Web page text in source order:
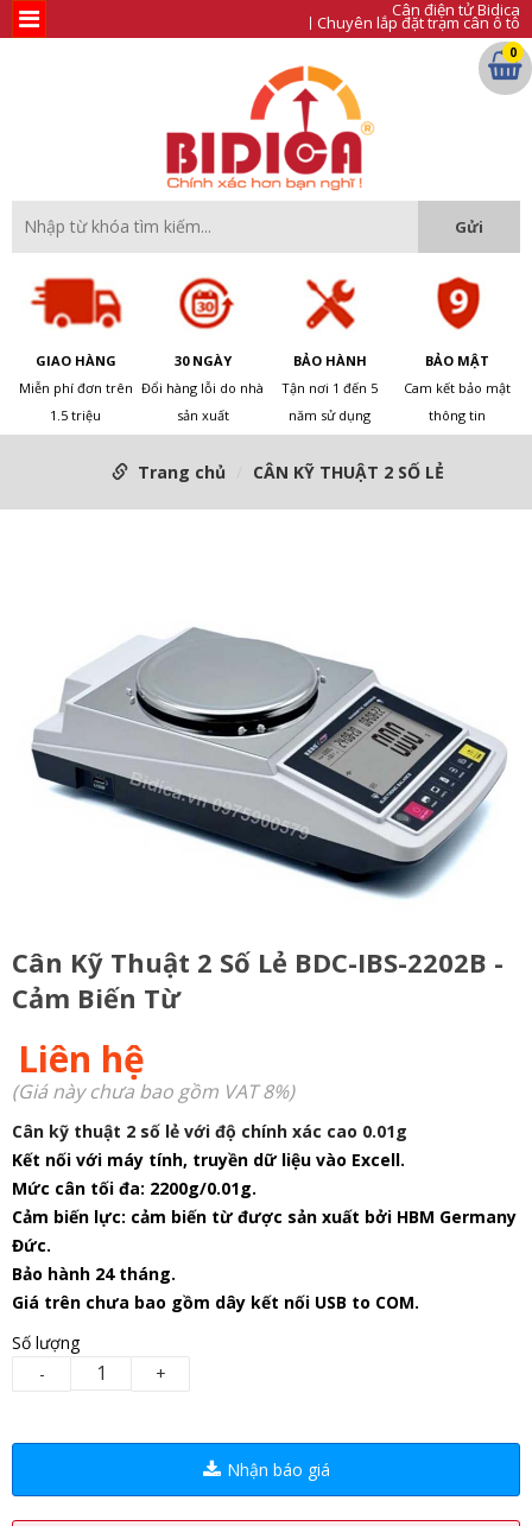
Cân điện tử Bidica
Chuyên lắp đặt trạm cân ô tô
GIAO HÀNG
Miễn phí đơn trên
1.5 triệu
30 NGÀY
Đổi hàng lỗi do nhà
sản xuất
BẢO HÀNH
Tận nơi 1 đến 5
năm sử dụng
BẢO MẬT
Cam kết bảo mật
thông tin
0
Trang chủ CÂN KỸ THUẬT 2 SỐ LẺ
Cân Kỹ Thuật 2 Số Lẻ BDC-IBS-2202B -
Cảm Biến Từ
Liên hệ
(Giá này chưa bao gồm VAT 8%)
Cân kỹ thuật 2 số lẻ với độ chính xác cao 0.01g
Kết nối với máy tính, truyền dữ liệu vào Excell.
Mức cân tối đa: 2200g/0.01g.
Cảm biến lực: cảm biến từ được sản xuất bởi HBM Germany
Đức.
Bảo hành 24 tháng.
Giá trên chưa bao gồm dây kết nối USB to COM.
Số lượng
-
+
Nhận báo giá